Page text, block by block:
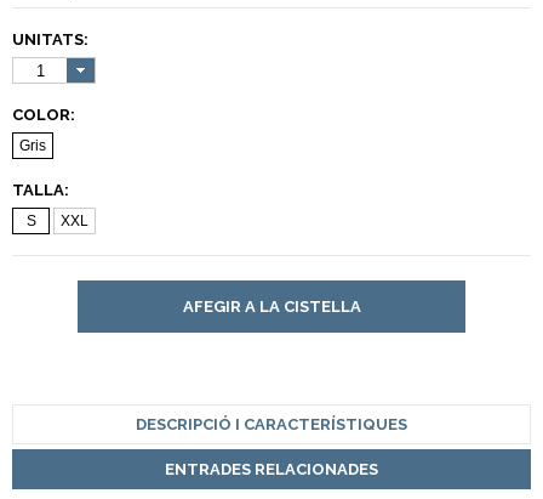
UNITATS:
1
COLOR:
Gris
TALLA:
S XXL
AFEGIR A LA CISTELLA
DESCRIPCIÓ I CARACTERÍSTIQUES
ENTRADES RELACIONADES